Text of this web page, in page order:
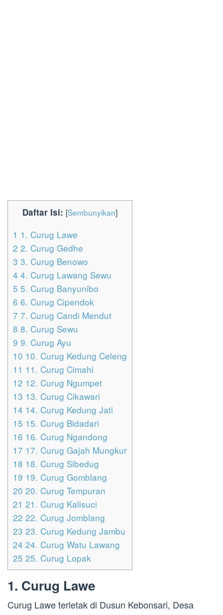
Daftar Isi: [Sembunyikan]
1 1. Curug Lawe
2 2. Curug Gedhe
3 3. Curug Benowo
4 4. Curug Lawang Sewu
5 5. Curug Banyunibo
6 6. Curug Cipendok
7 7. Curug Candi Mendut
8 8. Curug Sewu
9 9. Curug Ayu
10 10. Curug Kedung Celeng
11 11. Curug Cimahi
12 12. Curug Ngumpet
13 13. Curug Cikawari
14 14. Curug Kedung Jati
15 15. Curug Bidadari
16 16. Curug Ngandong
17 17. Curug Gajah Mungkur
18 18. Curug Sibedug
19 19. Curug Gomblang
20 20. Curug Tempuran
21 21. Curug Kalisuci
22 22. Curug Jomblang
23 23. Curug Kedung Jambu
24 24. Curug Watu Lawang
25 25. Curug Lopak
1. Curug Lawe
Curug Lawe terletak di Dusun Kebonsari, Desa